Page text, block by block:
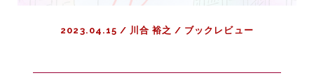
評
2023.04.15 / 川合 裕之 / ブックレビュー